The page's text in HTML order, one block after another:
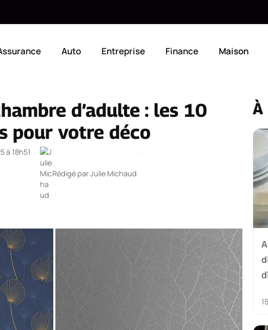
Auto Entreprise Finance Maison
d’adulte : les 10
pour votre déco
à 18h51 ·
Rédigé parJulie Michaud
·
À